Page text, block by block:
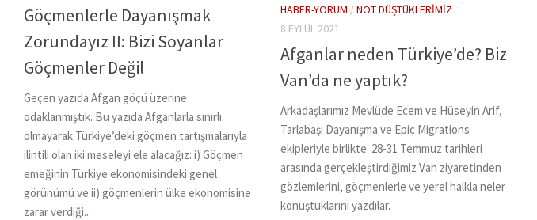
Göçmenlerle Dayanışmak
Zorundayız II: Bizi Soyanlar
Göçmenler Değil
Geçen yazıda Afgan göçü üzerine
odaklanmıştık. Bu yazıda Afganlarla sınırlı
olmayarak Türkiye’deki göçmen tartışmalarıyla
ilintili olan iki meseleyi ele alacağız: i) Göçmen
emeğinin Türkiye ekonomisindeki genel
görünümü ve ii) göçmenlerin ülke ekonomisine
zarar verdiği...
HABER-YORUM /NOT DÜŞTÜKLERIMIZ
8 EYLÜL 2021
Afganlar neden Türkiye’de? Biz
Van’da ne yaptık?
Arkadaşlarımız Mevlüde Ecem ve Hüseyin Arif,
Tarlabaşı Dayanışma ve Epic Migrations
ekipleriyle birlikte 28-31 Temmuz tarihleri
arasında gerçekleştirdiğimiz Van ziyaretinden
gözlemlerini, göçmenlerle ve yerel halkla neler
konuştuklarını yazdılar.